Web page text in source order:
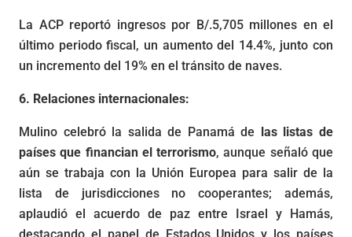
La ACP reportó ingresos por B/.5,705 millones en el
último periodo fiscal, un aumento del 14.4%, junto con
un incremento del 19% en el tránsito de naves.
6. Relaciones internacionales:
Mulino celebró la salida de Panamá de las listas de
países que financian el terrorismo, aunque señaló que
aún se trabaja con la Unión Europea para salir de la
lista de jurisdicciones no cooperantes; además,
aplaudió el acuerdo de paz entre Israel y Hamás,
destacando el papel de Estados Unidos y los países